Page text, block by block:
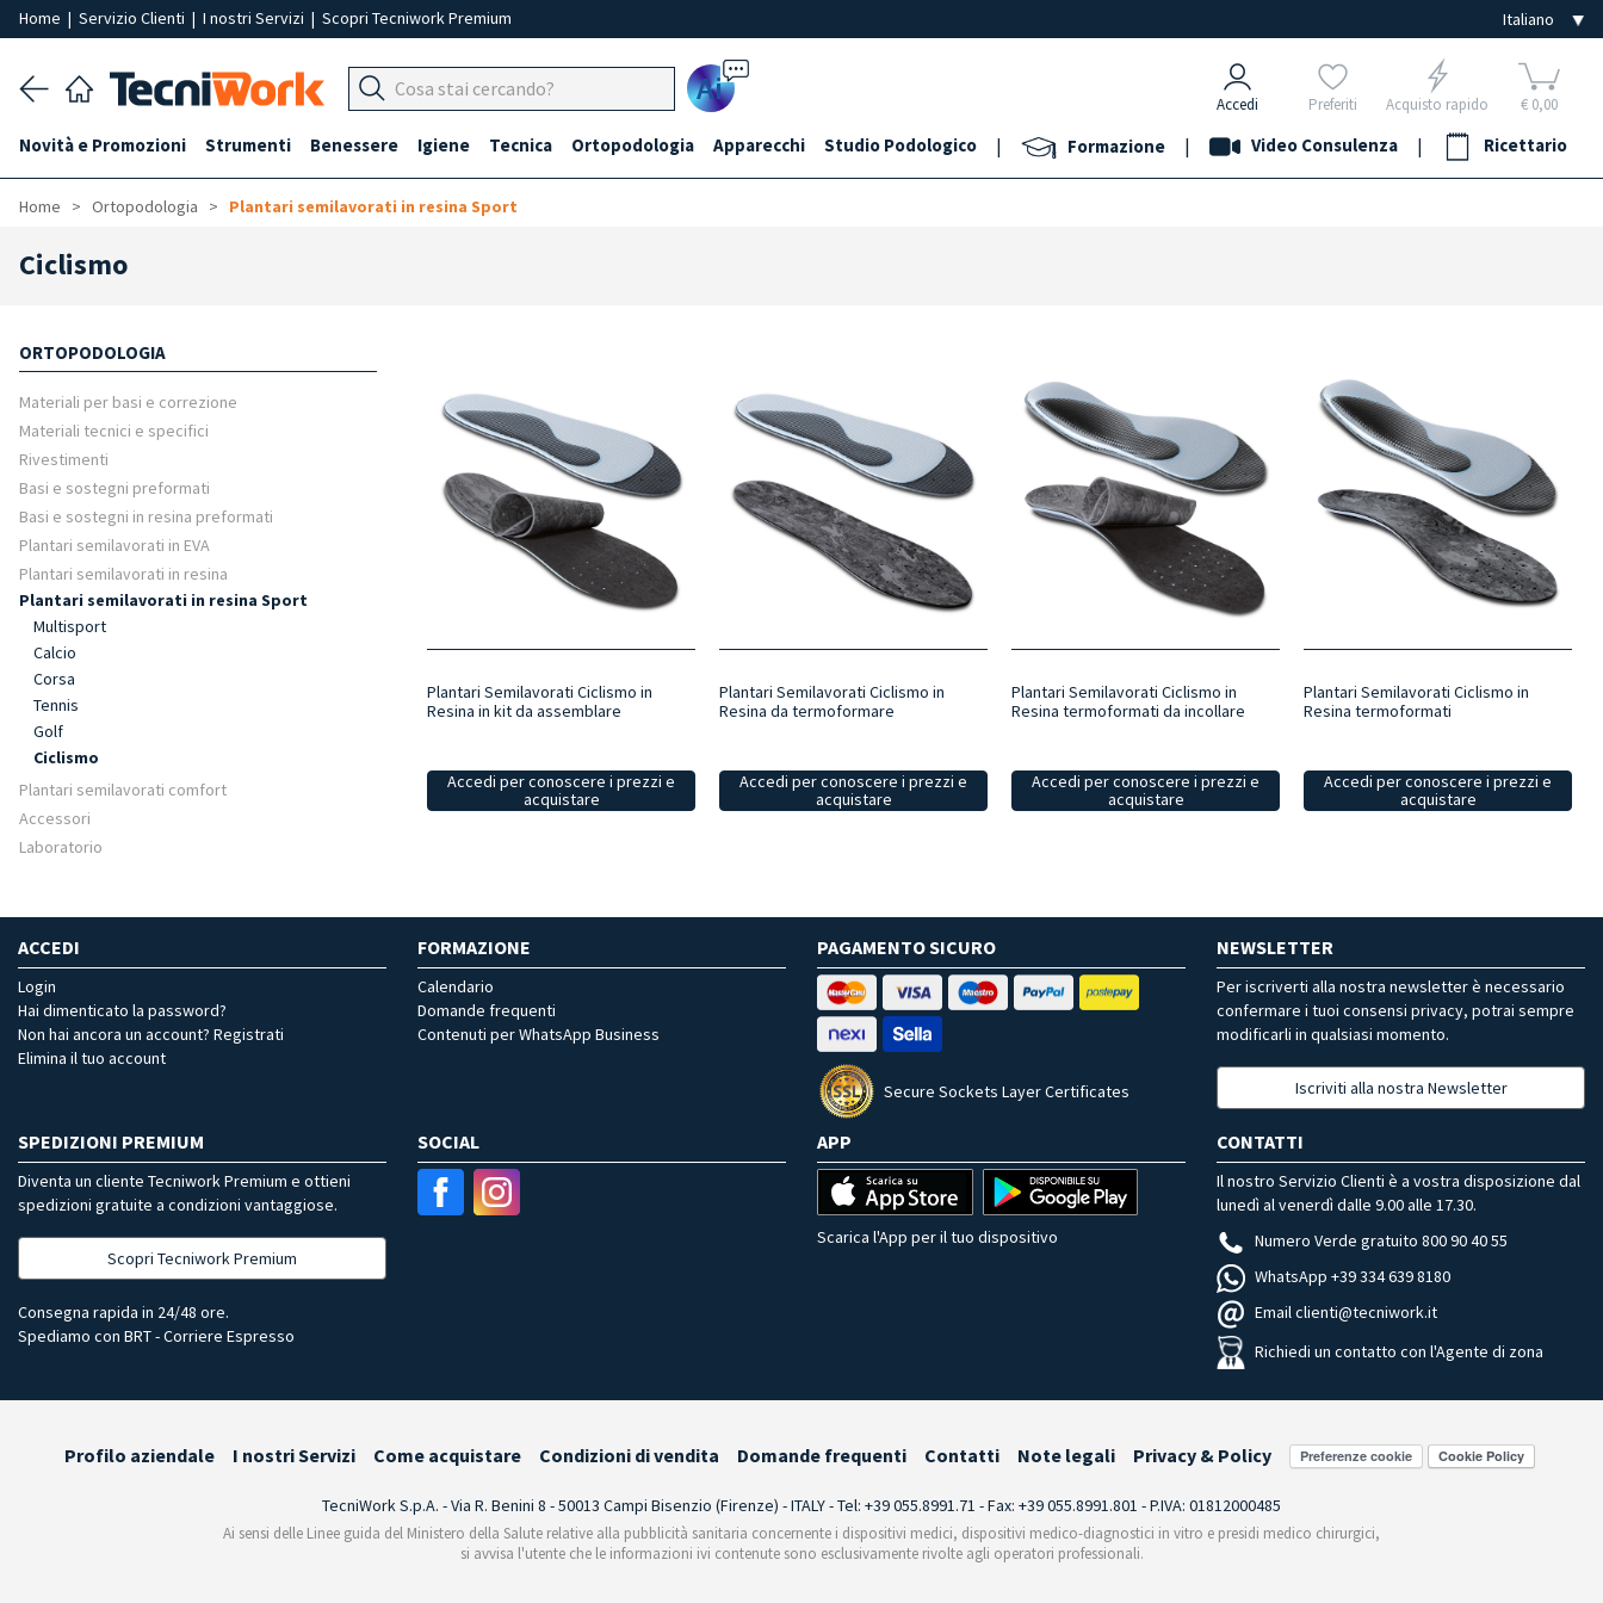
Home | Servizio Clienti | I nostri Servizi | Scopri Tecniwork Premium
Ai Accedi Preferiti Acquisto rapido € 0,00
Novità e Promozioni Strumenti Benessere Igiene Tecnica Ortopodologia Apparecchi Studio Podologico | Formazione | Video Consulenza | Ricettario
Home Ortopodologia Plantari semilavorati in resina Sport
Ciclismo
ORTOPODOLOGIA
Materiali per basi e correzione
Materiali tecnici e specifici
Rivestimenti
Basi e sostegni preformati
Basi e sostegni in resina preformati
Plantari semilavorati in EVA
Plantari semilavorati in resina
Plantari semilavorati in resina Sport
Multisport
Calcio
Corsa
Tennis
Golf
Ciclismo
Plantari semilavorati comfort
Accessori
Laboratorio
Plantari Semilavorati Ciclismo in
Resina in kit da assemblare
Accedi per conoscere i prezzi e
acquistare
Plantari Semilavorati Ciclismo in
Resina da termoformare
Accedi per conoscere i prezzi e
acquistare
Plantari Semilavorati Ciclismo in
Resina termoformati da incollare
Accedi per conoscere i prezzi e
acquistare
Plantari Semilavorati Ciclismo in
Resina termoformati
Accedi per conoscere i prezzi e
acquistare
ACCEDI
Login
Hai dimenticato la password?
Non hai ancora un account? Registrati
Elimina il tuo account
FORMAZIONE
Calendario
Domande frequenti
Contenuti per WhatsApp Business
PAGAMENTO SICURO
Secure Sockets Layer Certificates
NEWSLETTER
Per iscriverti alla nostra newsletter è necessario
confermare i tuoi consensi privacy, potrai sempre
modificarli in qualsiasi momento.
Iscriviti alla nostra Newsletter
SPEDIZIONI PREMIUM
Diventa un cliente Tecniwork Premium e ottieni
spedizioni gratuite a condizioni vantaggiose.
Scopri Tecniwork Premium
Consegna rapida in 24/48 ore.
Spediamo con BRT - Corriere Espresso
SOCIAL APP
Scarica l'App per il tuo dispositivo
CONTATTI
Il nostro Servizio Clienti è a vostra disposizione dal
lunedì al venerdì dalle 9.00 alle 17.30.
Numero Verde gratuito 800 90 40 55
WhatsApp +39 334 639 8180
Email clienti@tecniwork.it
Richiedi un contatto con l'Agente di zona
Profilo aziendale I nostri Servizi Come acquistare Condizioni di vendita Domande frequenti Contatti Note legali Privacy & Policy Preferenze cookie
TecniWork S.p.A. - Via R. Benini 8 - 50013 Campi Bisenzio (Firenze) - ITALY - Tel: +39 055.8991.71 - Fax: +39 055.8991.801 - P.IVA: 01812000485
Ai sensi delle Linee guida del Ministero della Salute relative alla pubblicità sanitaria concernente i dispositivi medici, dispositivi medico-diagnostici in vitro e presidi medico chirurgici,
si avvisa l'utente che le informazioni ivi contenute sono esclusivamente rivolte agli operatori professionali.